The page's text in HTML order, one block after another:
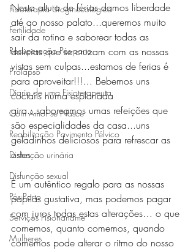
Fisioterapia Uroginecologica
Fertilidade
Recuperação Pós-parto
Prolapso
Diario de uma Fisioterapeuta
Com Amor se Nasce
Reabilitação Pavimento Pélvico
Disfunção urinária
Disfunção sexual
Pós-Parto
Serviços Fisiohandme
Mulheres
Nesta altura de férias damos liberdade
até ao nosso palato...queremos muito
sair da rotina e saborear todas as
delicias que se cruzam com as nossas
vistas sem culpas...estamos de ferias é
para aproveitar!!!… Bebemos uns
coctails numa esplanada
gira...saboreamos umas refeições que
são especialidades da casa...uns
geladinhos deliciosos para refrescar as
ostes...
É um autêntico regalo para as nossas
papilas gustativa, mas podemos pagar
com juros todas estas alterações… o que
comemos, quanto comemos, quando
comemos pode alterar o ritmo do nosso